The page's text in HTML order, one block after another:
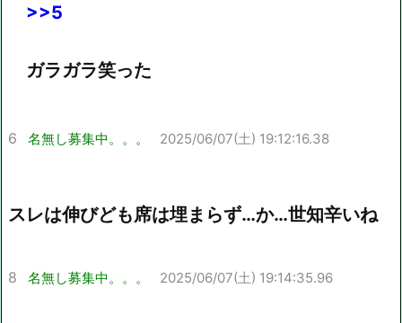
>>5
ガラガラ笑った
6 名無し募集中。。。 2025/06/07(土) 19:12:16.38
スレは伸びども席は埋まらず…か…世知辛いね
8 名無し募集中。。。 2025/06/07(土) 19:14:35.96